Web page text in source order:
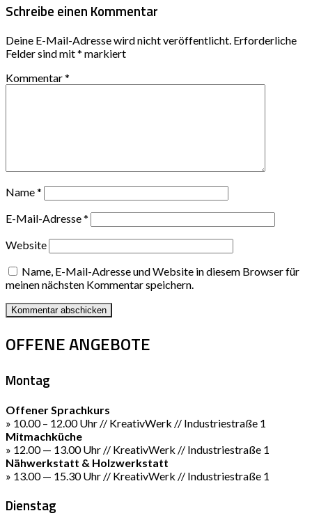
Schreibe einen Kommentar
Deine E-Mail-Adresse wird nicht veröffentlicht. Erforderliche
Felder sind mit* markiert
Kommentar*
Name*
E-Mail-Adresse*
Website
Name, E-Mail-Adresse und Website in diesem Browser für
meinen nächsten Kommentar speichern.
OFFENE ANGEBOTE
Montag
Offener Sprachkurs
» 10.00 – 12.00 Uhr // KreativWerk // Industriestraße 1
Mitmachküche
» 12.00 — 13.00 Uhr // KreativWerk // Industriestraße 1
Nähwerkstatt & Holzwerkstatt
» 13.00 — 15.30 Uhr // KreativWerk // Industriestraße 1
Dienstag